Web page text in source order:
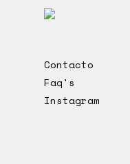
Contacto
Faq's
Instagram